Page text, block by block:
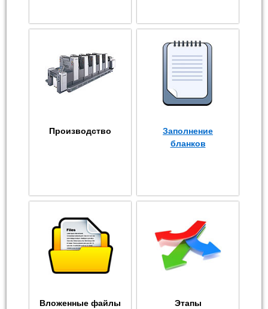
Производство
Заполнение
бланков
Вложенные файлы
Этапы